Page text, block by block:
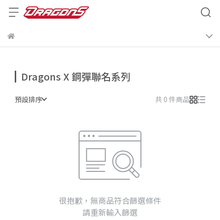
Dragons X 鋼彈聯名系列
預設排序 共 0 件商品
很抱歉，無商品符合篩選條件
請重新輸入篩選